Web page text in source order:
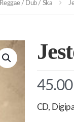
Reggae / Dub / Ska
45.00
CD,